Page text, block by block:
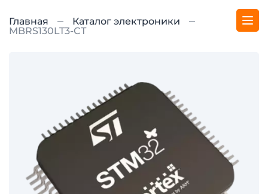
Главная
Каталог электроники
MBRS130LT3-CT